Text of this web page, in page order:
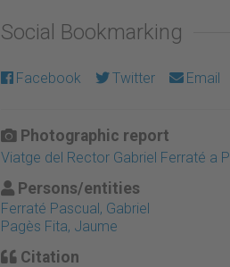
Social Bookmarking
Facebook Twitter Email
Photographic report
Viatge del Rector Gabriel Ferraté a
Persons/entities
Ferraté Pascual, Gabriel
Pagès Fita, Jaume
Citation